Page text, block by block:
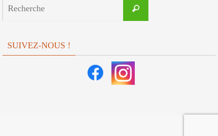
Recherche
SUIVEZ-NOUS !